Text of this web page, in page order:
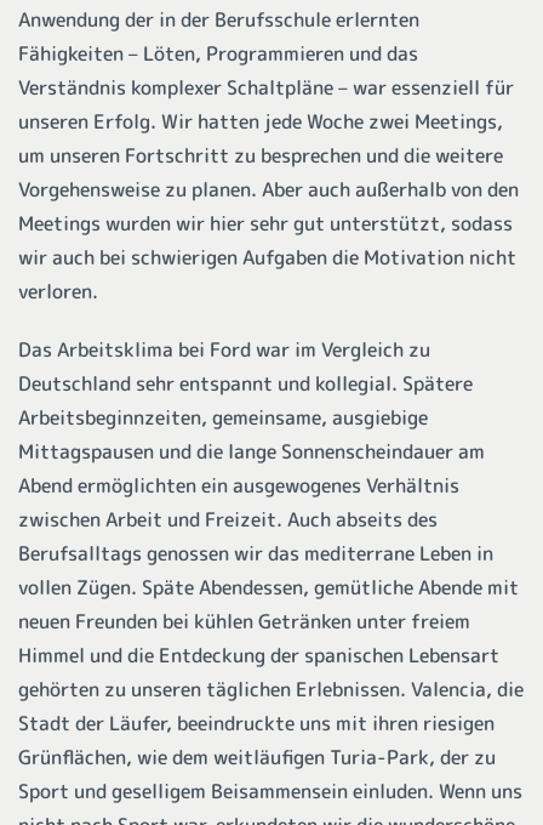
Anwendung der in der Berufsschule erlernten
Fähigkeiten – Löten, Programmieren und das
Verständnis komplexer Schaltpläne – war essenziell für
unseren Erfolg. Wir hatten jede Woche zwei Meetings,
um unseren Fortschritt zu besprechen und die weitere
Vorgehensweise zu planen. Aber auch außerhalb von den
Meetings wurden wir hier sehr gut unterstützt, sodass
wir auch bei schwierigen Aufgaben die Motivation nicht
verloren.
Das Arbeitsklima bei Ford war im Vergleich zu
Deutschland sehr entspannt und kollegial. Spätere
Arbeitsbeginnzeiten, gemeinsame, ausgiebige
Mittagspausen und die lange Sonnenscheindauer am
Abend ermöglichten ein ausgewogenes Verhältnis
zwischen Arbeit und Freizeit. Auch abseits des
Berufsalltags genossen wir das mediterrane Leben in
vollen Zügen. Späte Abendessen, gemütliche Abende mit
neuen Freunden bei kühlen Getränken unter freiem
Himmel und die Entdeckung der spanischen Lebensart
gehörten zu unseren täglichen Erlebnissen. Valencia, die
Stadt der Läufer, beeindruckte uns mit ihren riesigen
Grünflächen, wie dem weitläufigen Turia-Park, der zu
Sport und geselligem Beisammensein einluden. Wenn uns